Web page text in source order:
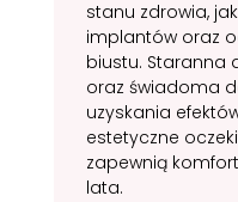
stanu zdrowia,
implantów oraz
biustu. Staranna
oraz świadoma
uzyskania
estetyczne
zapewnią
lata.